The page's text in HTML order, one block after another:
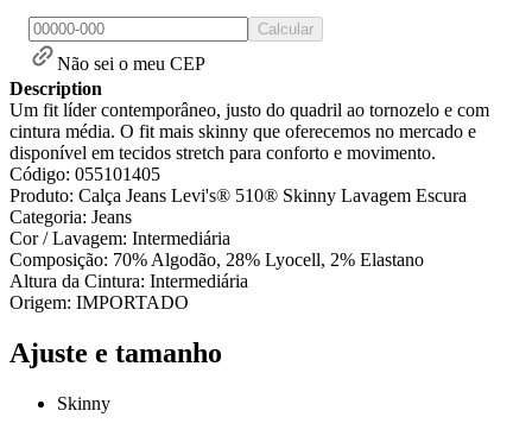
Calcular
Não sei o meu CEP
Description
Um fit líder contemporâneo, justo do quadril ao tornozelo e com
cintura média. O fit mais skinny que oferecemos no mercado e
disponível em tecidos stretch para conforto e movimento.
Código: 055101405
Produto: Calça Jeans Levi's® 510® Skinny Lavagem Escura
Categoria: Jeans
Cor / Lavagem: Intermediária
Composição: 70% Algodão, 28% Lyocell, 2% Elastano
Altura da Cintura: Intermediária
Origem: IMPORTADO
Ajuste e tamanho
Skinny